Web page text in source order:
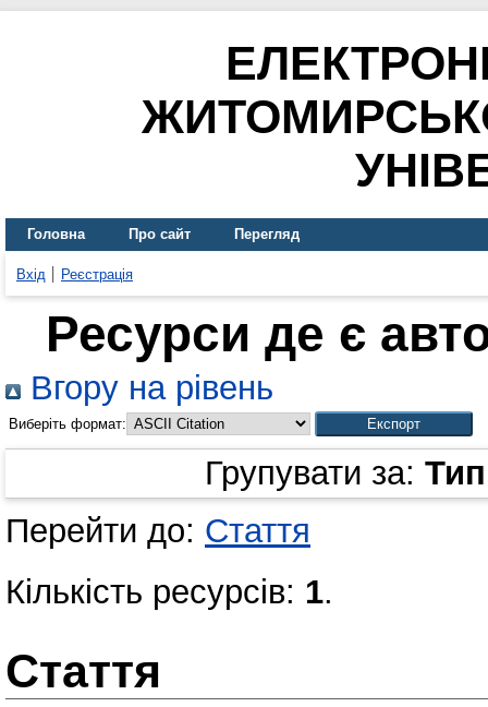
Головна Про сайт Перегляд
Вхід Реєстрація
Ресурси де є
Вгору на рівень
Виберіть формат:
Групувати за:
Перейти до: Стаття
Кількість ресурсів: 1.
Стаття